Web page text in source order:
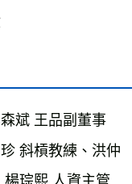
斌 王品副董事
斜槓教練、洪仲